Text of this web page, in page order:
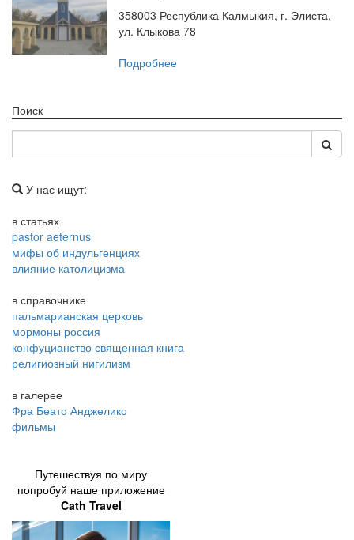
358003 Республика Калмыкия, г. Элиста,
ул. Клыкова 78
Подробнее
Поиск
У нас ищут:
в статьях
pastor aeternus
мифы об индульгенциях
влияние католицизма
в справочнике
пальмарианская церковь
мормоны россия
конфуцианство священная книга
религиозный нигилизм
в галерее
Фра Беато Анджелико
фильмы
Путешествуя по миру
попробуй наше приложение
Cath Travel